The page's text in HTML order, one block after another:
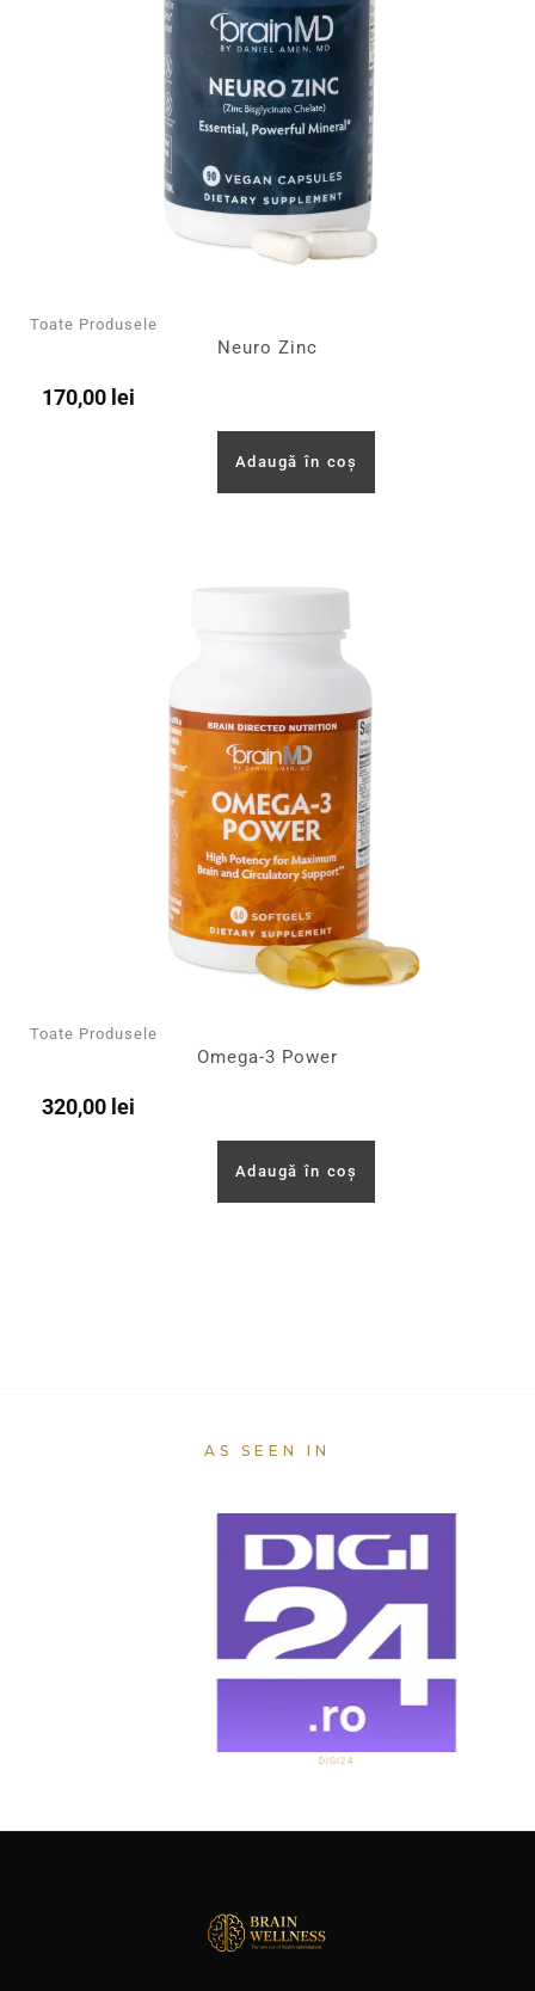
Toate Produsele
Neuro Zinc
170,00 lei
Adaugă în coș
Toate Produsele
Omega-3 Power
320,00 lei
Adaugă în coș
AS SEEN IN